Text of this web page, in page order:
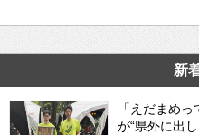
新
「えだまめ
が“県外に出